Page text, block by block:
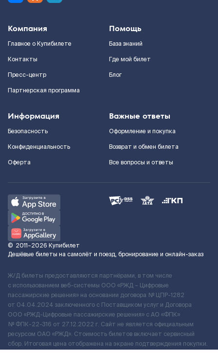
Компания
Главное о Купибилете
Контакты
Пресс-центр
Партнерская программа
Помощь
База знаний
Где мой билет
Блог
Информация
Безопасность
Конфиденциальность
Оферта
Важные ответы
Оформление и покупка
Возврат и обмен билета
Все вопросы и ответы
© 2011–2026 Купибилет
Дешёвые билеты на самолёт и поезд, бронирование и онлайн-заказ
Ж/Д билеты предоставляются партнёрами, в том числе
с использованием веб-системы ООО «РЖД – Цифровые
пассажирские решения» на основании договора № ЦПР-1282
от 04.04.2024 заключенного с Поставщиком услуг и Договора
ООО «РЖД-Цифровые пассажирские решения» c АО «ФПК»
№ ФПК-22-316 от 27.12.2022 г. Сайт не является официальным
ресурсом ОАО «РЖД». Стоимость билетов включает сервисный
сбор. Итоговая цена отображена на экране подтверждения покупки.